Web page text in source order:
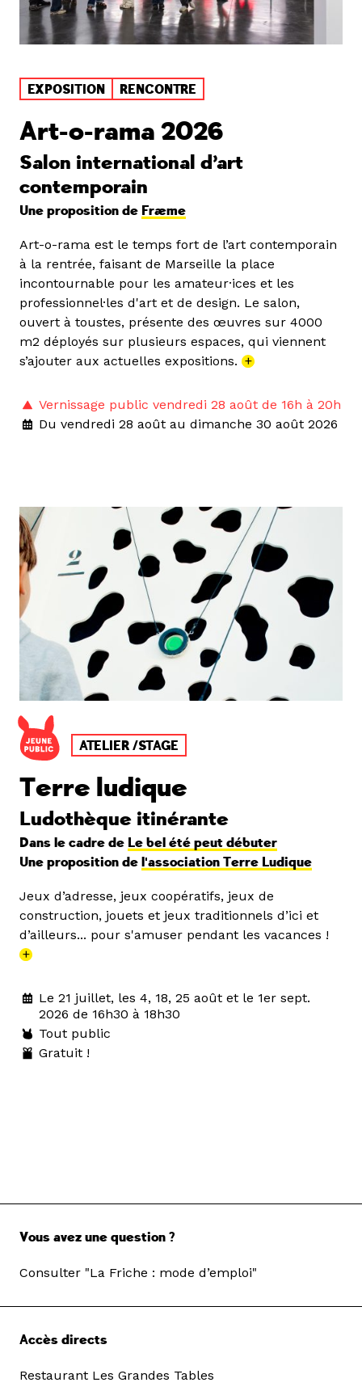
EXPOSITION RENCONTRE
Art-o-rama 2026
Salon international d’art
contemporain
Une proposition de Fræme
Art-o-rama est le temps fort de l’art contemporain
à la rentrée, faisant de Marseille la place
incontournable pour les amateur·ices et les
professionnel·les d'art et de design. Le salon,
ouvert à toustes, présente des œuvres sur 4000
m2 déployés sur plusieurs espaces, qui viennent
s’ajouter aux actuelles expositions. +
Vernissage public vendredi 28 août de 16h à 20h
Du vendredi 28 août au dimanche 30 août 2026
ATELIER /STAGE
Terre ludique
Ludothèque itinérante
Dans le cadre de Le bel été peut débuter
Une proposition de l'association Terre Ludique
Jeux d’adresse, jeux coopératifs, jeux de
construction, jouets et jeux traditionnels d’ici et
d’ailleurs... pour s'amuser pendant les vacances !
+
Le 21 juillet, les 4, 18, 25 août et le 1er sept.
2026 de 16h30 à 18h30
Tout public
Gratuit !
Vous avez une question ?
Consulter "La Friche : mode d’emploi"
Accès directs
Restaurant Les Grandes Tables